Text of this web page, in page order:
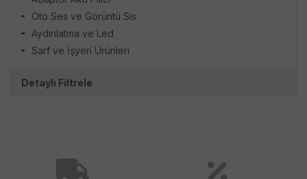
Oto Ses ve Görüntü Sis.
Aydınlatma ve Led
Sarf ve İşyeri Ürünleri
Detaylı Filtrele